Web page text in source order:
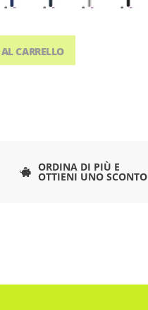
CARRELLO
ORDINA DI PIÙ E
OTTIENI UNO SCONTO